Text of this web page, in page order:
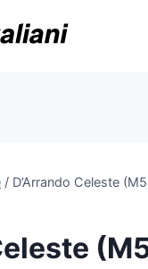
/ D’Arrando Celeste